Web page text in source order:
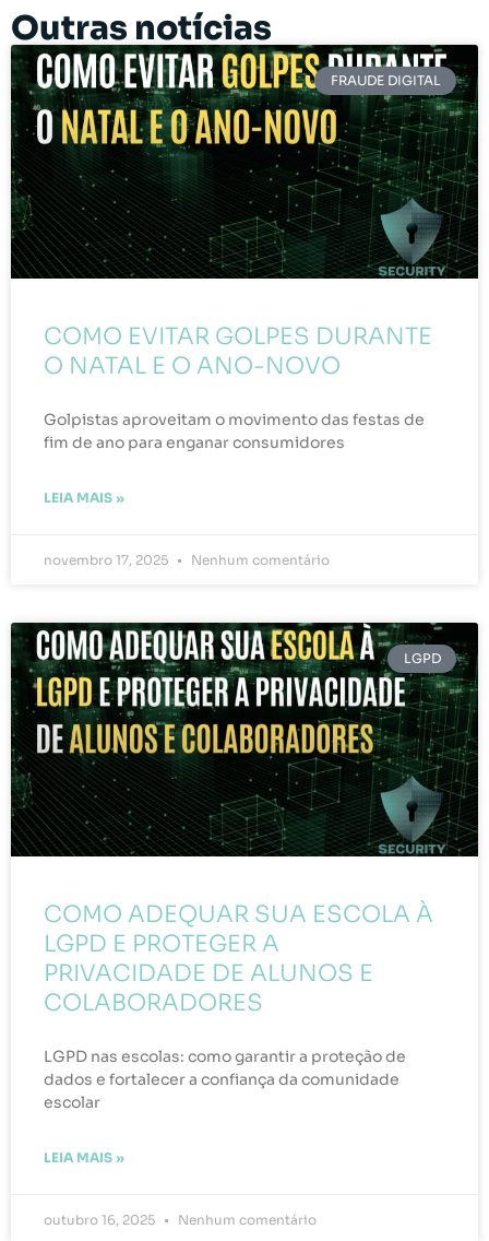
Outras notícias
FRAUDE DIGITAL
COMO EVITAR GOLPES DURANTE
O NATAL E O ANO-NOVO
Golpistas aproveitam o movimento das festas de
fim de ano para enganar consumidores
LEIA MAIS »
novembro 17, 2025 Nenhum comentário
LGPD
COMO ADEQUAR SUA ESCOLA À
LGPD E PROTEGER A
PRIVACIDADE DE ALUNOS E
COLABORADORES
LGPD nas escolas: como garantir a proteção de
dados e fortalecer a confiança da comunidade
escolar
LEIA MAIS »
outubro 16, 2025 Nenhum comentário